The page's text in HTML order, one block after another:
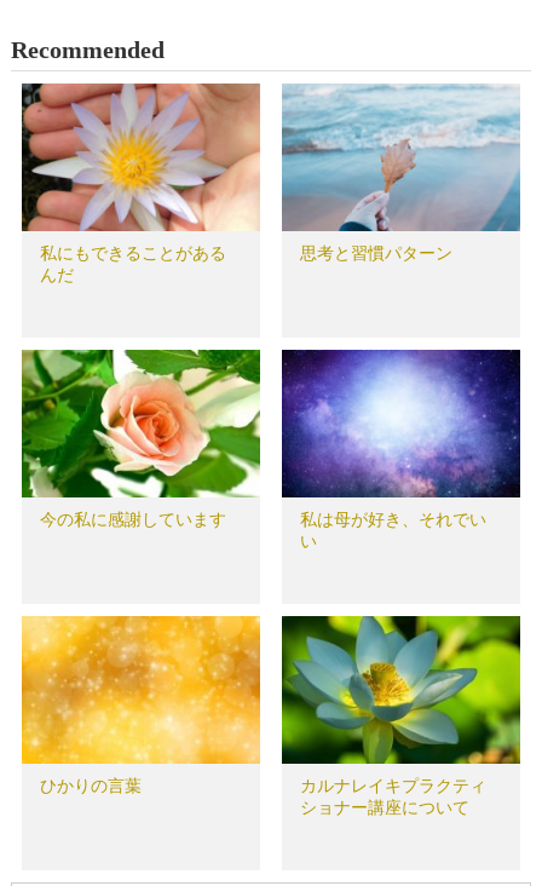
Recommended
私にもできることがある
んだ
思考と習慣パターン
今の私に感謝しています
私は母が好き、それでい
い
ひかりの言葉
カルナレイキプラクティ
ショナー講座について